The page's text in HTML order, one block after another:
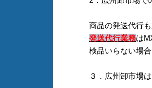
商品の発送代行
発送代行業務は
検品いらない場
３． 広州卸市場